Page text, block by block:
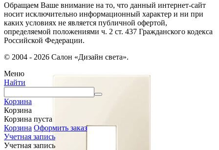
Обращаем Ваше внимание на то, что данный интернет-сайт
носит исключительно информационный характер и ни при
каких условиях не является публичной офертой,
определяемой положениями ч. 2 ст. 437 Гражданского кодекса
Российской Федерации.
© 2004 - 2026 Салон «Дизайн света».
Меню
Найти
Корзина
Корзина
Корзина пуста
Корзина Оформить заказ
Учетная запись
Учетная запись